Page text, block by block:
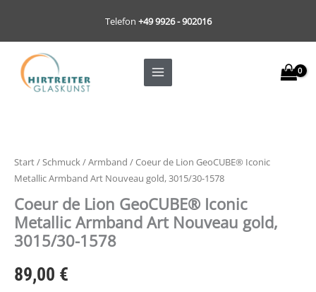
springen
Telefon +49 9926 - 902016
Start/Schmuck/Armband / Coeur de Lion GeoCUBE® Iconic
Metallic Armband Art Nouveau gold, 3015/30-1578
Coeur de Lion GeoCUBE® Iconic
Metallic Armband Art Nouveau gold,
3015/30-1578
89,00 €
Lion
GeoCUBE®
Iconic
Metallic
Armband
Art
Nouveau
gold,